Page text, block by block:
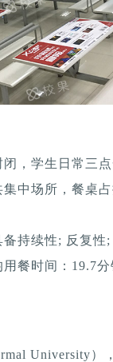
，学生日常三点
中场所，餐桌
持续性; 反复性;
餐时间：19.7
University）